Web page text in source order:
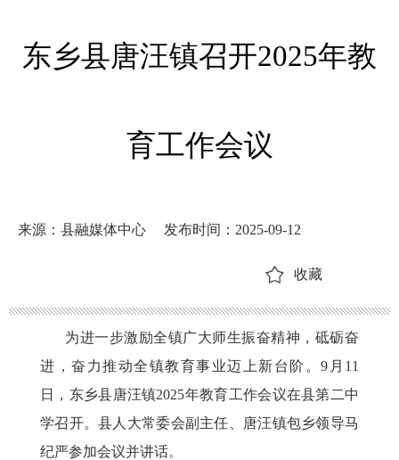
东乡县唐汪镇召开2025年教
育工作会议
来源：县融媒体中心 发布时间：2025-09-12
收藏
为进一步激励全镇广大师生振奋精神，砥砺奋
进，奋力推动全镇教育事业迈上新台阶。 9月11
日，东乡县唐汪镇2025年教育工作会议在县第二中
学召开。县人大常委会副主任、唐汪镇包乡领导马
纪严参加会议并讲话。